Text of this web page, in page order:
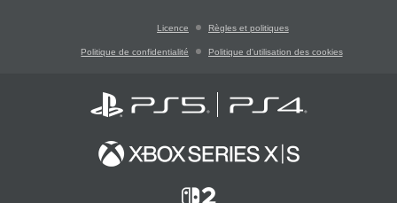
Licence Règles et politiques
Politique de confidentialité Politique d'utilisation des cookies